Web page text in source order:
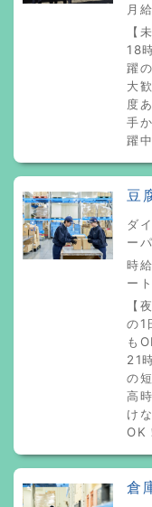
月
【
18
躍
大
度
手
躍中
豆
ダ
ー
時
ート
【
の1
も
21
の
高
け
OK
倉